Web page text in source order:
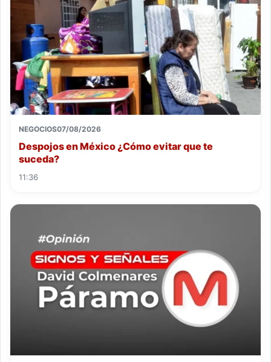
NEGOCIOS07/08/2026
Despojos en México ¿Cómo evitar que te
suceda?
11:36